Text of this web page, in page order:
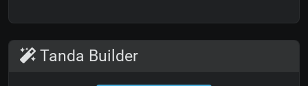
Tanda Builder